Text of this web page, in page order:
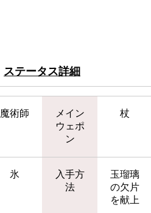
ステータス詳細
魔術師
メイン
ウェポ
ン
杖
氷
入手方
法
玉瑠璃
の欠片
を献上